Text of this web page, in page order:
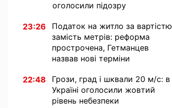
оголосили підозру
23:26
Податок на житло за вартістю
замість метрів: реформа
прострочена, Гетманцев
назвав нові терміни
22:48
Грози, град і шквали 20 м/с: в
Україні оголосили жовтий
рівень небезпеки